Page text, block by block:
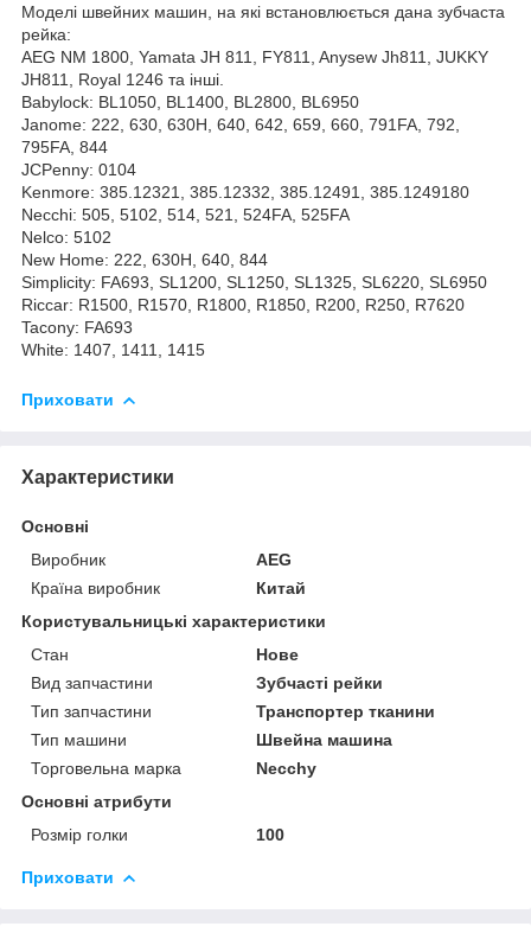
Моделі швейних машин, на які встановлюється дана зубчаста
рейка:
AEG NM 1800, Yamata JH 811, FY811, Anysew Jh811, JUKKY
JH811, Royal 1246 та інші.
Babylock: BL1050, BL1400, BL2800, BL6950
Janome: 222, 630, 630H, 640, 642, 659, 660, 791FA, 792,
795FA, 844
JCPenny: 0104
Kenmore: 385.12321, 385.12332, 385.12491, 385.1249180
Necchi: 505, 5102, 514, 521, 524FA, 525FA
Nelco: 5102
New Home: 222, 630H, 640, 844
Simplicity: FA693, SL1200, SL1250, SL1325, SL6220, SL6950
Riccar: R1500, R1570, R1800, R1850, R200, R250, R7620
Tacony: FA693
White: 1407, 1411, 1415
Приховати
Характеристики
Основні
Виробник
AEG
Країна виробник
Китай
Користувальницькі характеристики
Стан
Нове
Вид запчастини
Зубчасті рейки
Тип запчастини
Транспортер тканини
Тип машини
Швейна машина
Торговельна марка
Necchy
Основні атрибути
Розмір голки
100
Приховати